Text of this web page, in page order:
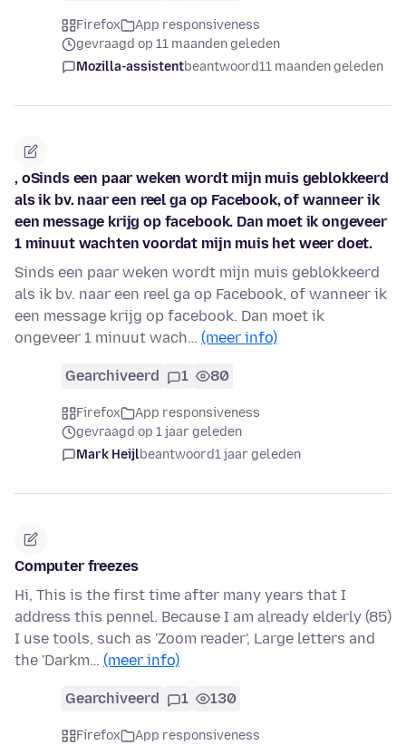
Firefox
App responsiveness
gevraagd op 11 maanden geleden
Mozilla-assistentbeantwoord11 maanden geleden
, oSinds een paar weken wordt mijn muis geblokkeerd
als ik bv. naar een reel ga op Facebook, of wanneer ik
een message krijg op facebook. Dan moet ik ongeveer
1 minuut wachten voordat mijn muis het weer doet.
Sinds een paar weken wordt mijn muis geblokkeerd
als ik bv. naar een reel ga op Facebook, of wanneer ik
een message krijg op facebook. Dan moet ik
ongeveer 1 minuut wach… (meer info)
Gearchiveerd 1 80
Firefox
App responsiveness
gevraagd op 1 jaar geleden
Mark Heijlbeantwoord1 jaar geleden
Computer freezes
Hi, This is the first time after many years that I
address this pennel. Because I am already elderly (85)
I use tools, such as 'Zoom reader', Large letters and
the 'Darkm… (meer info)
Gearchiveerd 1 130
Firefox
App responsiveness